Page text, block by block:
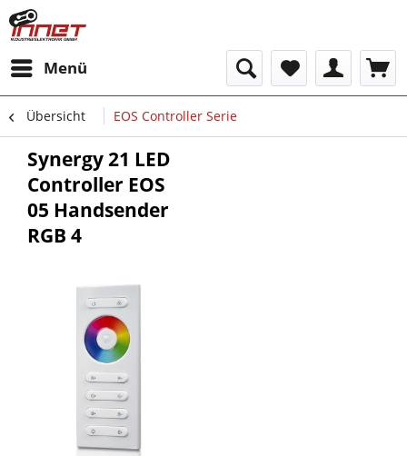
Menü
Übersicht EOS Controller Serie
Synergy 21 LED
Controller EOS
05 Handsender
RGB 4